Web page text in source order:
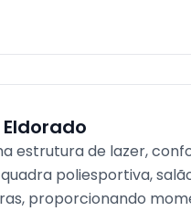
estrutura de lazer,
poliesportiva,
proporcionando